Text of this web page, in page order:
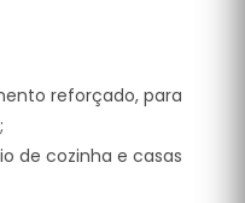
reforçado, para
de cozinha e casas